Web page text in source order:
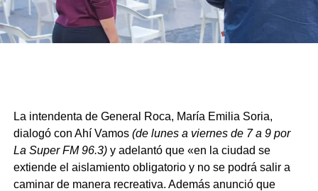
La intendenta de General Roca, María Emilia Soria,
dialogó con Ahí Vamos (de lunes a viernes de 7 a 9 por
La Super FM 96.3)y adelantó que «en la ciudad se
extiende el aislamiento obligatorio y no se podrá salir a
caminar de manera recreativa. Además anunció que